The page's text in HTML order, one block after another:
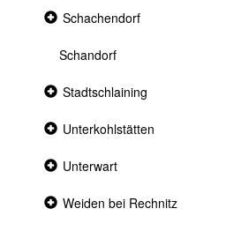
Collapsed
Schachendorf
Schandorf
Collapsed
Stadtschlaining
Collapsed
Unterkohlstätten
Collapsed
Unterwart
Collapsed
Weiden bei Rechnitz